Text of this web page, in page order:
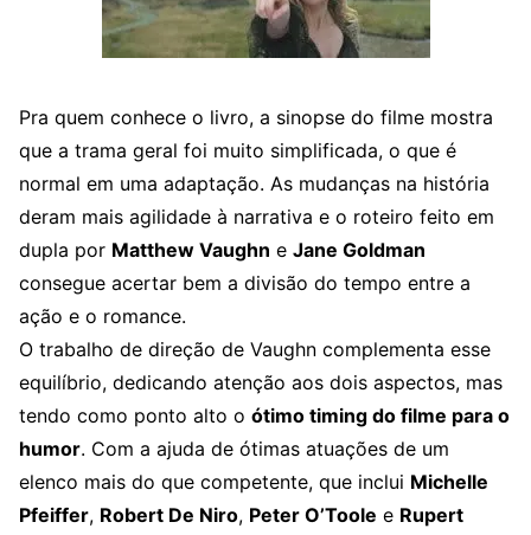
Pra quem conhece o livro, a sinopse do filme mostra
que a trama geral foi muito simplificada, o que é
normal em uma adaptação. As mudanças na história
deram mais agilidade à narrativa e o roteiro feito em
dupla por Matthew Vaughn e Jane Goldman
consegue acertar bem a divisão do tempo entre a
ação e o romance.
O trabalho de direção de Vaughn complementa esse
equilíbrio, dedicando atenção aos dois aspectos, mas
tendo como ponto alto o ótimo timing do filme para o
humor. Com a ajuda de ótimas atuações de um
elenco mais do que competente, que inclui Michelle
Pfeiffer, Robert De Niro, Peter O’Toole e Rupert